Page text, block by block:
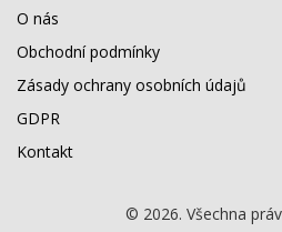
O nás
Obchodní podmínky
Zásady ochrany osobních údajů
GDPR
Kontakt
© 2026. Všechna